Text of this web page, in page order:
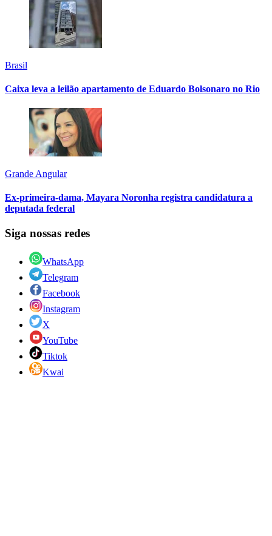
Brasil
Caixa leva a leilão apartamento de Eduardo Bolsonaro no Rio
Grande Angular
Ex-primeira-dama, Mayara Noronha registra candidatura a
deputada federal
Siga nossas redes
WhatsApp
Telegram
Facebook
Instagram
X
YouTube
Tiktok
Kwai